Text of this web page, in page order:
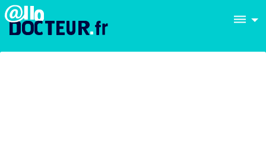
dehaze